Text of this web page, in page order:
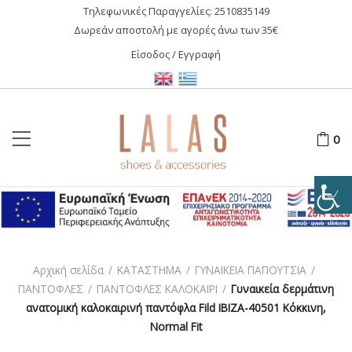
Τηλεφωνικές Παραγγελίες: 2510835149
Δωρεάν αποστολή με αγορές άνω των 35€
Είσοδος / Εγγραφή
0
Αρχική σελίδα / ΚΑΤΑΣΤΗΜΑ / ΓΥΝΑΙΚΕΙΑ ΠΑΠΟΥΤΣΙΑ /
ΠΑΝΤΟΦΛΕΣ / ΠΑΝΤΟΦΛΕΣ ΚΑΛΟΚΑΙΡΙ / Γυναικεία δερμάτινη
ανατομική καλοκαιρινή παντόφλα Fild IBIZA-40501 Κόκκινη,
Normal Fit